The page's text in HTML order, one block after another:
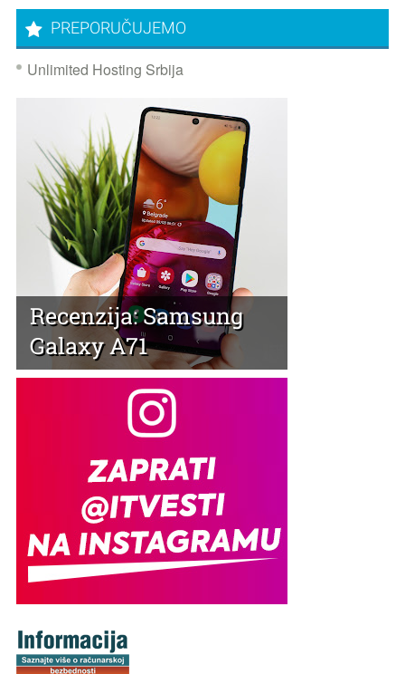
PREPORUČUJEMO
Unlimited Hosting Srbija
Recenzija: Samsung
Galaxy A71